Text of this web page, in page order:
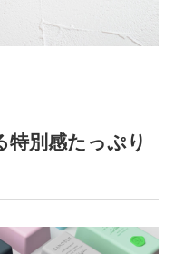
特別感たっぷり